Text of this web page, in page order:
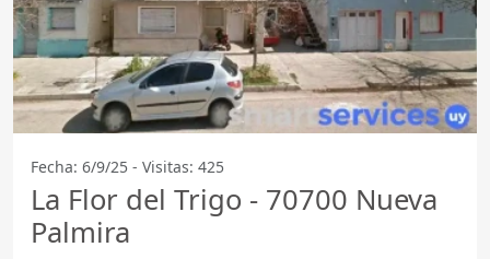
Fecha: 6/9/25 - Visitas: 425
La Flor del Trigo - 70700 Nueva
Palmira